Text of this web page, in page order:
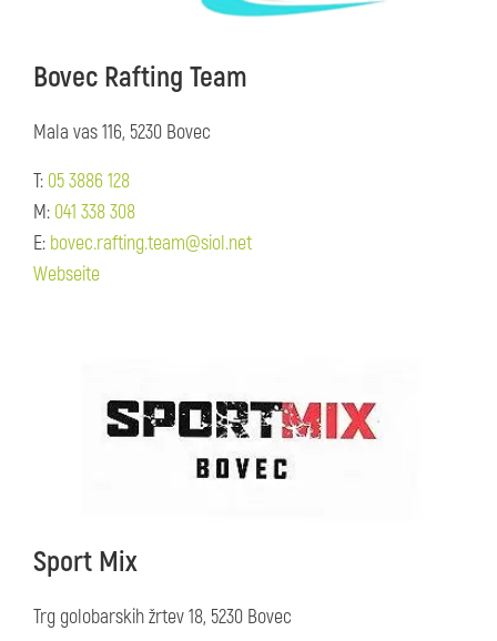
Bovec Rafting Team
Mala vas 116, 5230 Bovec
T: 05 3886 128
M: 041 338 308
E: bovec.rafting.team@siol.net
Webseite
Sport Mix
Trg golobarskih žrtev 18, 5230 Bovec